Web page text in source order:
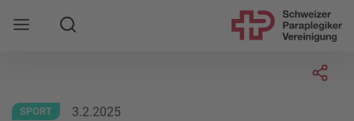
Mobile Navigation öffnen
Suche
SPORT 3.2.2025